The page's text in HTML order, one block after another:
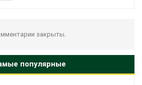
закрыты.
популярные